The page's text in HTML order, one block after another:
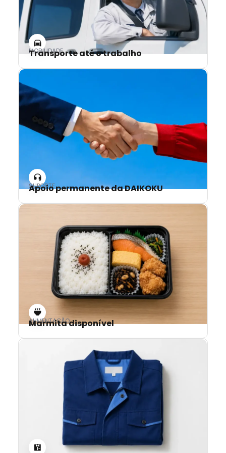
MOBILIDADE
Transporte até o trabalho
SUPORTE
Apoio permanente da DAIKOKU
ALIMENTAÇÃO
Marmita disponível